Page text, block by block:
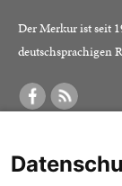
Der Merkur ist seit
deutschsprachigen
Was ist der Merkur?